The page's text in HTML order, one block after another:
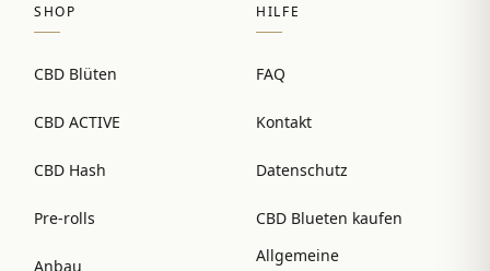
SHOP
CBD Blüten
CBD ACTIVE
CBD Hash
Pre-rolls
Anbau
HILFE
FAQ
Kontakt
Datenschutz
CBD Blueten kaufen
Allgemeine